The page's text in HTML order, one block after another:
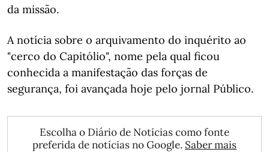
da missão.
A notícia sobre o arquivamento do inquérito ao
"cerco do Capitólio", nome pela qual ficou
conhecida a manifestação das forças de
segurança, foi avançada hoje pelo jornal Público.
Escolha o Diário de Notícias como fonte
preferida de notícias no Google. Saber mais